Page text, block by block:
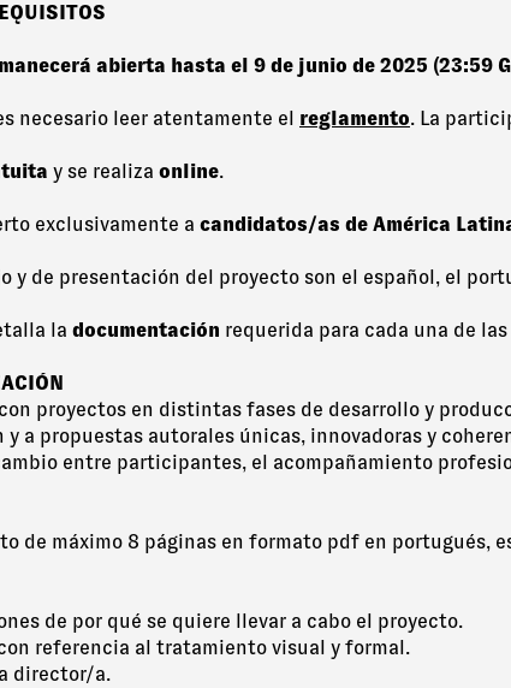
abierta hasta el 9 de junio de 2025 (23:59
necesario leer atentamente el reglamento. La
y se realiza online.
exclusivamente a candidatos/as de América
y de presentación del proyecto son el español, el
la documentación requerida para cada una de
proyectos en distintas fases de desarrollo y
a propuestas autorales únicas, innovadoras y
entre participantes, el acompañamiento
de máximo 8 páginas en formato pdf en portugués,
de por qué se quiere llevar a cabo el proyecto.
referencia al tratamiento visual y formal.
director/a.